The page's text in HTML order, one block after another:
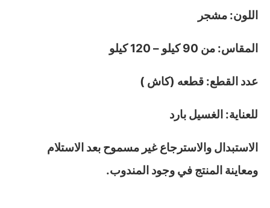
اللون: مشجر
المقاس: من 90 كيلو – 120 كيلو
عدد القطع: قطعه (كاش )
للعناية: الغسيل بارد
الاستبدال والاسترجاع غير مسموح بعد الاستلام
ومعاينة المنتج في وجود المندوب.